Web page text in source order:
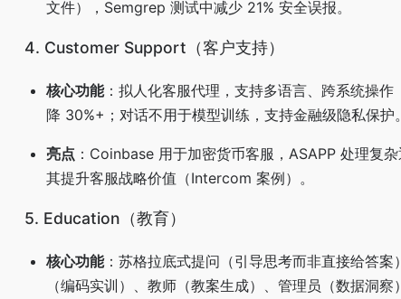
文件），Semgrep 测试中减少 21% 安全误报。
4. Customer Support（客户支持）
核心功能：拟人化客服代理，支持多语言、跨系统操
降 30%+；对话不用于模型训练，支持金融级隐私保护。
亮点 ：Coinbase 用于加密货币客服，ASAPP 处理复
其提升客服战略价值（Intercom 案例）。
5. Education（教育）
核心功能：苏格拉底式提问（引导思考而非直接给答
（编码实训）、教师（教案生成）、管理员（数据洞察